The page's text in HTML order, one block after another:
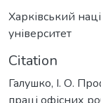
Харківський
університет
Citation
Галушко, І. О.